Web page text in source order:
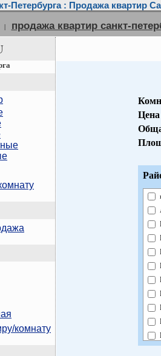
Петербурга : Продажа квартир
| продажа квартир санкт-
комнату
Цена